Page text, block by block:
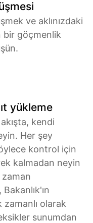
ve aklınızdaki
bir göçmenlik
yükleme
kendi
Her şey
kontrol için
kalmadan neyin
zamanlı olarak
sunumdan